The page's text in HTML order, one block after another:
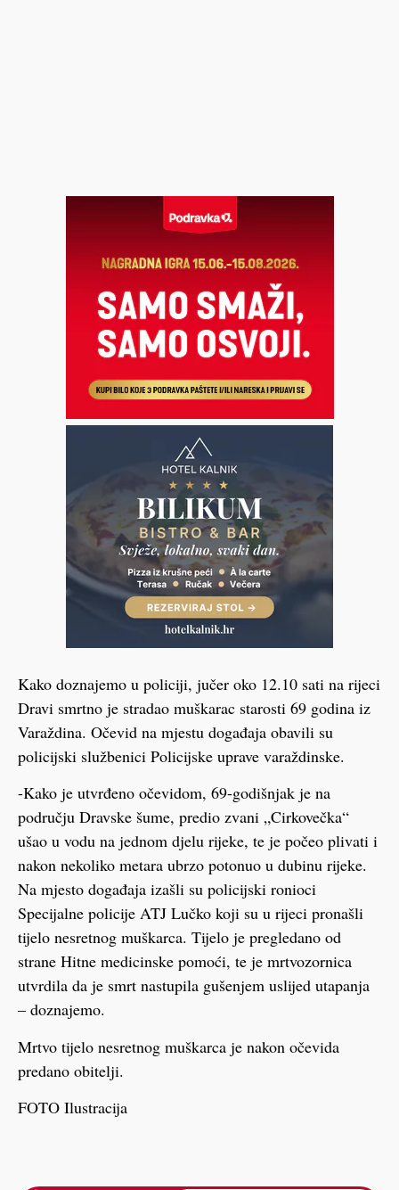
Kako doznajemo u policiji, jučer oko 12.10 sati na rijeci
Dravi smrtno je stradao muškarac starosti 69 godina iz
Varaždina. Očevid na mjestu događaja obavili su
policijski službenici Policijske uprave varaždinske.
-Kako je utvrđeno očevidom, 69-godišnjak je na
području Dravske šume, predio zvani „Cirkovečka“
ušao u vodu na jednom djelu rijeke, te je počeo plivati i
nakon nekoliko metara ubrzo potonuo u dubinu rijeke.
Na mjesto događaja izašli su policijski ronioci
Specijalne policije ATJ Lučko koji su u rijeci pronašli
tijelo nesretnog muškarca. Tijelo je pregledano od
strane Hitne medicinske pomoći, te je mrtvozornica
utvrdila da je smrt nastupila gušenjem uslijed utapanja
– doznajemo.
Mrtvo tijelo nesretnog muškarca je nakon očevida
predano obitelji.
FOTO Ilustracija